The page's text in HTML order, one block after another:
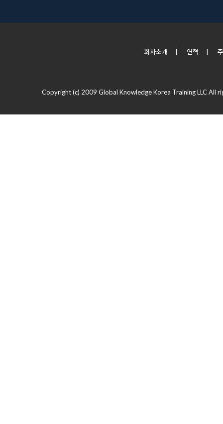
회사소개 연혁
Copyright (c) 2009 Global Knowledge Korea Training LLC All